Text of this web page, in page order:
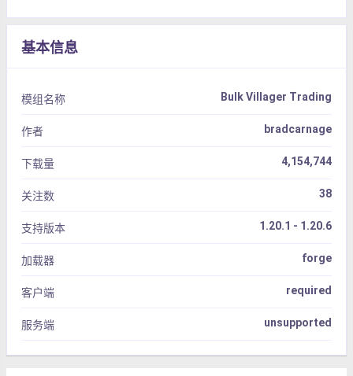
基本信息
模组名称 Bulk Villager Trading
作者 bradcarnage
下载量 4,154,744
关注数 38
支持版本 1.20.1 - 1.20.6
加载器 forge
客户端 required
服务端 unsupported